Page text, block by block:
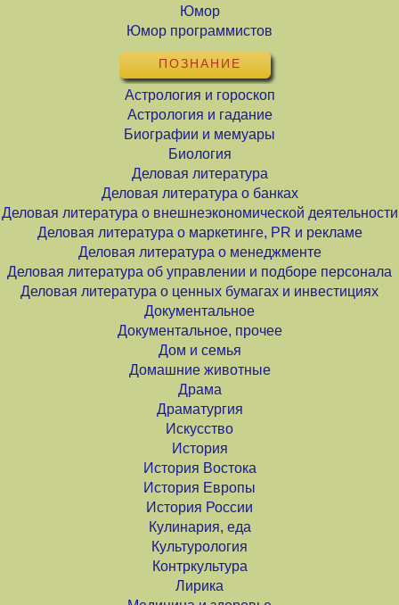
Юмор
Юмор программистов
ПОЗНАНИЕ
Астрология и гороскоп
Астрология и гадание
Биографии и мемуары
Биология
Деловая литература
Деловая литература о банках
Деловая литература о внешнеэкономической деятельности
Деловая литература о маркетинге, PR и рекламе
Деловая литература о менеджменте
Деловая литература об управлении и подборе персонала
Деловая литература о ценных бумагах и инвестициях
Документальное
Документальное, прочее
Дом и семья
Домашние животные
Драма
Драматургия
Искусство
История
История Востока
История Европы
История России
Кулинария, еда
Культурология
Контркультура
Лирика